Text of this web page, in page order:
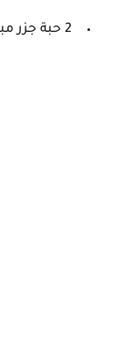
2 حبة جزر مبشورة